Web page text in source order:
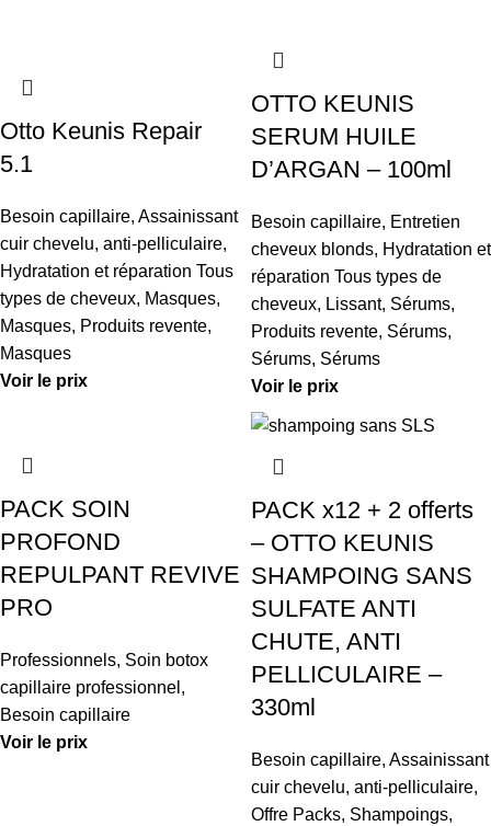
Otto Keunis Repair
5.1
Besoin capillaire, Assainissant
cuir chevelu, anti-pelliculaire,
Hydratation et réparation Tous
types de cheveux, Masques,
Masques, Produits revente,
Masques
Voir le prix
OTTO KEUNIS
SERUM HUILE
D’ARGAN – 100ml
Besoin capillaire, Entretien
cheveux blonds, Hydratation et
réparation Tous types de
cheveux, Lissant, Sérums,
Produits revente, Sérums,
Sérums, Sérums
Voir le prix
PACK SOIN
PROFOND
REPULPANT REVIVE
PRO
Professionnels, Soin botox
capillaire professionnel ,
Besoin capillaire
Voir le prix
PACK x12 + 2 offerts
– OTTO KEUNIS
SHAMPOING SANS
SULFATE ANTI
CHUTE, ANTI
PELLICULAIRE –
330ml
Besoin capillaire, Assainissant
cuir chevelu, anti-pelliculaire,
Offre Packs, Shampoings,